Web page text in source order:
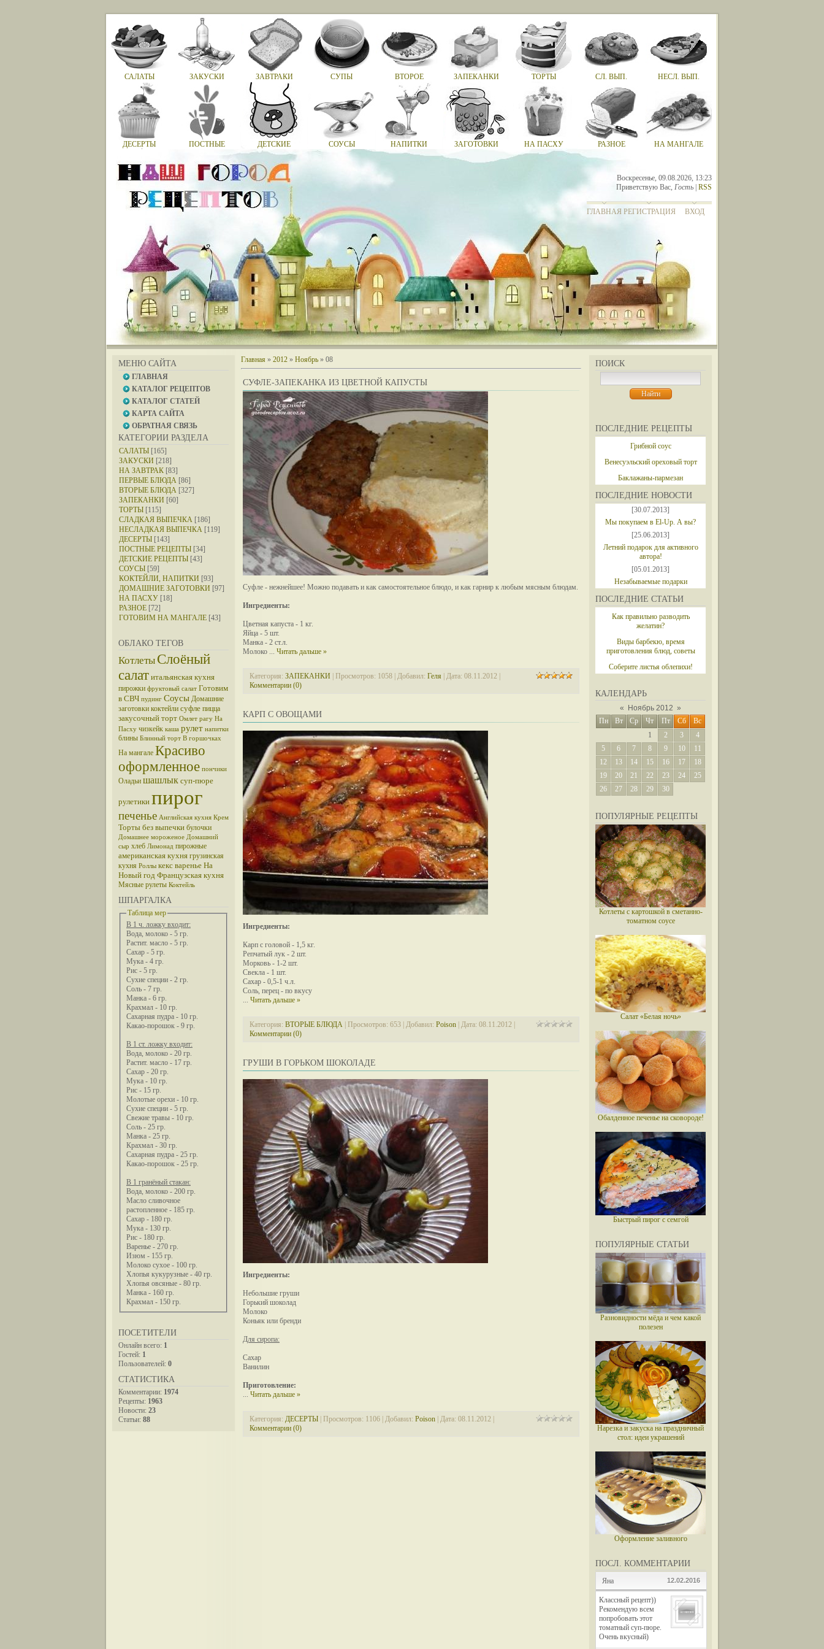
САЛАТЫ ЗАКУСКИ ЗАВТРАКИ СУПЫ ВТОРОЕ ЗАПЕКАНКИ ТОРТЫ СЛ. ВЫП. НЕСЛ. ВЫП.
ДЕСЕРТЫ ПОСТНЫЕ ДЕТСКИЕ СОУСЫ НАПИТКИ ЗАГОТОВКИ НА ПАСХУ РАЗНОЕ НА МАНГАЛЕ
Воскресенье, 09.08.2026, 13:23
Приветствую Вас, Гость RSS
ГЛАВНАЯ РЕГИСТРАЦИЯ ВХОД
МЕНЮ САЙТА
ГЛАВНАЯ
КАТАЛОГ РЕЦЕПТОВ
КАТАЛОГ СТАТЕЙ
КАРТА САЙТА
ОБРАТНАЯ СВЯЗЬ
КАТЕГОРИИ РАЗДЕЛА
САЛАТЫ [165]
ЗАКУСКИ [218]
НА ЗАВТРАК [83]
ПЕРВЫЕ БЛЮДА [86]
ВТОРЫЕ БЛЮДА [327]
ЗАПЕКАНКИ [60]
ТОРТЫ [115]
СЛАДКАЯ ВЫПЕЧКА [186]
НЕСЛАДКАЯ ВЫПЕЧКА [119]
ДЕСЕРТЫ [143]
ПОСТНЫЕ РЕЦЕПТЫ [34]
ДЕТСКИЕ РЕЦЕПТЫ [43]
СОУСЫ [59]
КОКТЕЙЛИ, НАПИТКИ [93]
ДОМАШНИЕ ЗАГОТОВКИ [97]
НА ПАСХУ [18]
РАЗНОЕ [72]
ГОТОВИМ НА МАНГАЛЕ [43]
ОБЛАКО ТЕГОВ
Котлеты Слоёный
салат итальянская кухня
пирожки фруктовый салат Готовим
в СВЧ пудинг Соусы Домашние
заготовки коктейли суфле пицца
закусочный торт Омлет рагу На
Пасху чизкейк каша рулет напитки
блины Блинный торт В горшочках
На мангале Красиво
оформленное пончики
Оладьи шашлык суп-пюре
рулетики пирог
печенье Английская кухня Крем
Торты без выпечки булочки
Домашнее мороженое Домашний
сыр хлеб Лимонад пирожные
американская кухня грузинская
кухня Роллы кекс варенье На
Новый год Французская кухня
Мясные рулеты Коктейль
ШПАРГАЛКА
Таблица мер
В 1 ч. ложку входит:
Вода, молоко - 5 гр.
Растит. масло - 5 гр.
Сахар - 5 гр.
Мука - 4 гр.
Рис - 5 гр.
Сухие специи - 2 гр.
Соль - 7 гр.
Манка - 6 гр.
Крахмал - 10 гр.
Сахарная пудра - 10 гр.
Какао-порошок - 9 гр.
В 1 ст. ложку входит:
Вода, молоко - 20 гр.
Растит. масло - 17 гр.
Сахар - 20 гр.
Мука - 10 гр.
Рис - 15 гр.
Молотые орехи - 10 гр.
Сухие специи - 5 гр.
Свежие травы - 10 гр.
Соль - 25 гр.
Манка - 25 гр.
Крахмал - 30 гр.
Сахарная пудра - 25 гр.
Какао-порошок - 25 гр.
В 1 гранёный стакан:
Вода, молоко - 200 гр.
Масло сливочное
растопленное - 185 гр.
Сахар - 180 гр.
Мука - 130 гр.
Рис - 180 гр.
Варенье - 270 гр.
Изюм - 155 гр.
Молоко сухое - 100 гр.
Хлопья кукурузные - 40 гр.
Хлопья овсяные - 80 гр.
Манка - 160 гр.
Крахмал - 150 гр.
ПОСЕТИТЕЛИ
Онлайн всего: 1
Гостей: 1
Пользователей: 0
СТАТИСТИКА
Комментарии: 1974
Рецепты: 1963
Новости: 23
Статьи: 88
ПОИСК
ПОСЛЕДНИЕ РЕЦЕПТЫ
Грибной соус
Венесуэльский ореховый торт
Баклажаны-пармезан
ПОСЛЕДНИЕ НОВОСТИ
[30.07.2013]
Мы покупаем в El-Up. А вы?
[25.06.2013]
Летний подарок для активного
автора!
[05.01.2013]
Незабываемые подарки
ПОСЛЕДНИЕ СТАТЬИ
Как правильно разводить
желатин?
Виды барбекю, время
приготовления блюд, советы
Соберите листья облепихи!
КАЛЕНДАРЬ
« Ноябрь 2012 »
Пн
Вт Ср Чт Пт Сб
Вс
1
2 3
4
5
6 7 8 9 10
11
12
13 14 15 16 17
18
19
20 21 22 23 24
25
26
27 28 29 30
ПОПУЛЯРНЫЕ РЕЦЕПТЫ
Котлеты с картошкой в сметанно-
томатном соусе
Салат «Белая ночь»
Обалденное печенье на сковороде!
Быстрый пирог с семгой
ПОПУЛЯРНЫЕ СТАТЬИ
Разновидности мёда и чем какой
полезен
Нарезка и закуска на праздничный
стол: идеи украшений
Оформление заливного
ПОСЛ. КОММЕНТАРИИ
Яна 12.02.2016
Классный рецепт))
Рекомендую всем
попробовать этот
томатный суп-пюре.
Очень вкусный)
Главная » 2012 » Ноябрь » 08
СУФЛЕ-ЗАПЕКАНКА ИЗ ЦВЕТНОЙ КАПУСТЫ
Суфле - нежнейшее! Можно подавать и как самостоятельное блюдо, и как гарнир к любым мясным блюдам.
Ингредиенты:
Цветная капуста - 1 кг.
Яйца - 5 шт.
Манка - 2 ст.л.
Молоко ... Читать дальше »
Категория: ЗАПЕКАНКИ | Просмотров: 1058 | Добавил: Геля | Дата: 08.11.2012
Комментарии (0)
КАРП С ОВОЩАМИ
Ингредиенты:
Карп с головой - 1,5 кг.
Репчатый лук - 2 шт.
Морковь - 1-2 шт.
Свекла - 1 шт.
Сахар - 0,5-1 ч.л.
Соль, перец - по вкусу
... Читать дальше »
Категория: ВТОРЫЕ БЛЮДА | Просмотров: 653 | Добавил: Poison | Дата: 08.11.2012
Комментарии (0)
ГРУШИ В ГОРЬКОМ ШОКОЛАДЕ
Ингредиенты:
Небольшие груши
Горький шоколад
Молоко
Коньяк или бренди
Для сиропа:
Сахар
Ванилин
Приготовление:
... Читать дальше »
Категория: ДЕСЕРТЫ | Просмотров: 1106 | Добавил: Poison | Дата: 08.11.2012
Комментарии (0)